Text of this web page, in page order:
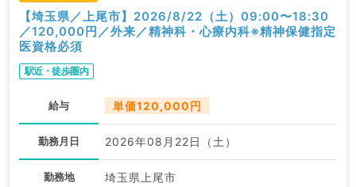
【埼玉県／上尾市】2026/8/22（土）09:00〜18:30
／120,000円／外来／精神科・心療内科※精神保健指定
医資格必須
駅近・徒歩圏内
給与 単価120,000円
勤務月日 2026年08月22日（土）
勤務地 埼玉県上尾市